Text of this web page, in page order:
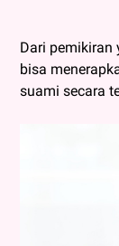
Dari pemikiran
bisa
suami secara